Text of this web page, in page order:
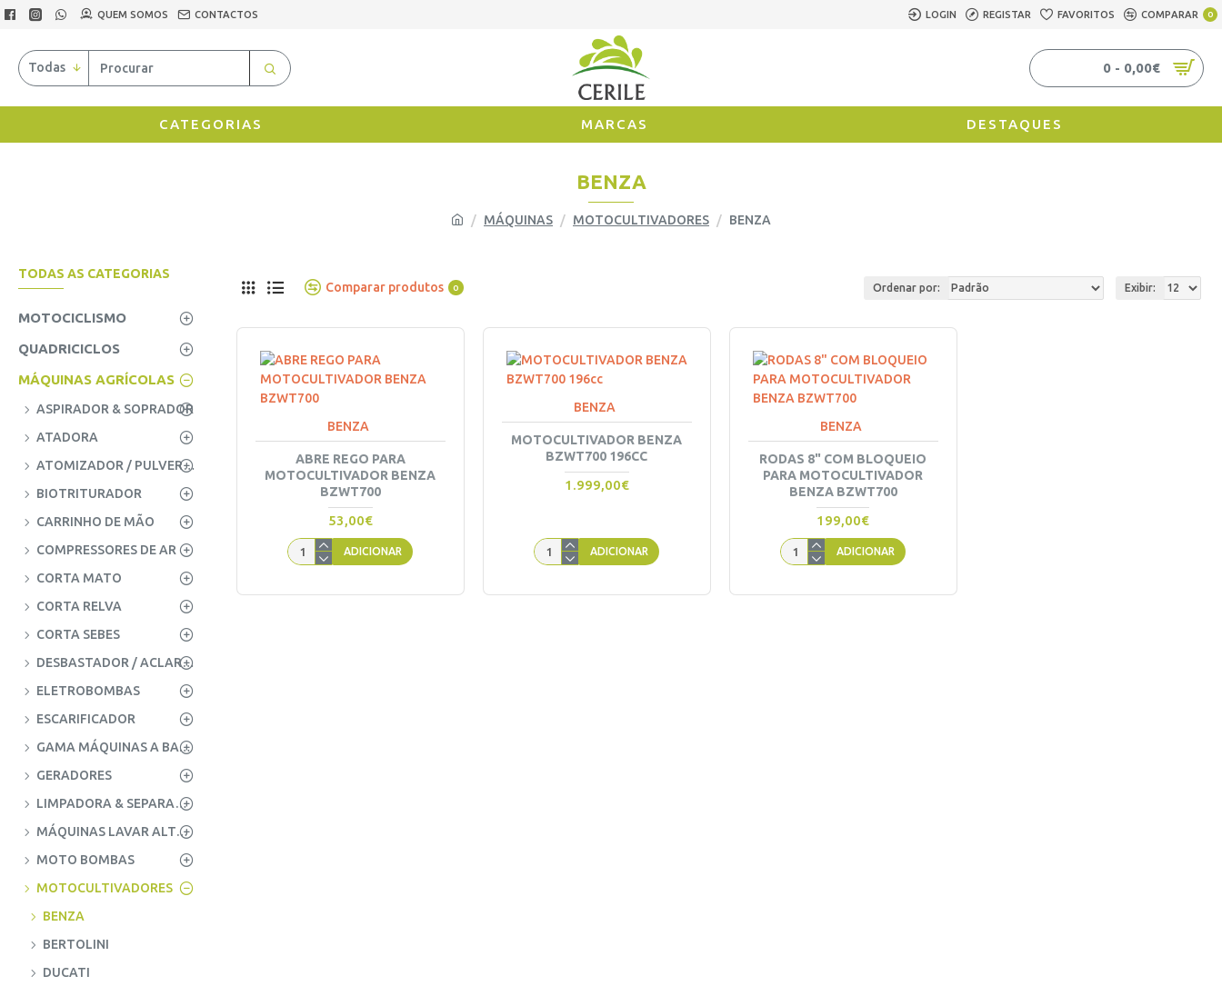
QUEM SOMOS CONTACTOS LOGIN REGISTAR FAVORITOS COMPARAR 0
Todas 0 - 0,00€
CATEGORIAS MARCAS DESTAQUES
MÁQUINAS MOTOCULTIVADORES BENZA
BENZA
TODAS AS CATEGORIAS
MOTOCICLISMO
QUADRICICLOS
MÁQUINAS AGRÍCOLAS
ASPIRADOR & SOPRADOR
ATADORA
ATOMIZADOR / PULVERIZADOR
BIOTRITURADOR
CARRINHO DE MÃO
COMPRESSORES DE AR
CORTA MATO
CORTA RELVA
CORTA SEBES
DESBASTADOR / ACLAREADOR
ELETROBOMBAS
ESCARIFICADOR
GAMA MÁQUINAS A BATERIA
GERADORES
LIMPADORA & SEPARADORA
MÁQUINAS LAVAR ALTA PRESSÃO
MOTO BOMBAS
MOTOCULTIVADORES
BENZA
BERTOLINI
DUCATI
Comparar produtos 0 Ordenar por: Exibir:
BENZA
ABRE REGO PARA
MOTOCULTIVADOR BENZA
BZWT700
53,00€
ADICIONAR
BENZA
MOTOCULTIVADOR BENZA
BZWT700 196CC
1.999,00€
ADICIONAR
BENZA
RODAS 8" COM BLOQUEIO
PARA MOTOCULTIVADOR
BENZA BZWT700
199,00€
ADICIONAR